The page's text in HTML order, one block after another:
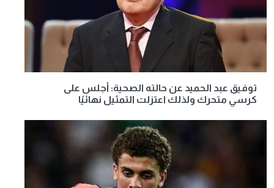
توفيق عبد الحميد عن حالته الصحية: أجلس على
كرسي متحرك ولذلك اعتزلت التمثيل نهائيًا